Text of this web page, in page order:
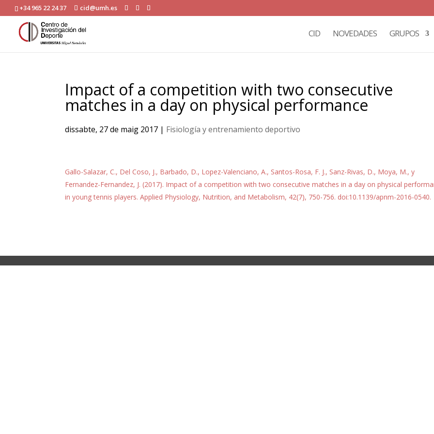
+34 965 22 24 37 cid@umh.es
CID NOVEDADES GRUPOS
Impact of a competition with two consecutive
matches in a day on physical performance
dissabte, 27 de maig 2017 | Fisiología y entrenamiento deportivo
Gallo-Salazar, C., Del Coso, J., Barbado, D., Lopez-Valenciano, A., Santos-Rosa, F. J., Sanz-Rivas, D., Moya, M., y
Fernandez-Fernandez, J. (2017). Impact of a competition with two consecutive matches in a day on physical
in young tennis players. Applied Physiology, Nutrition, and Metabolism, 42(7), 750-756. doi:10.1139/apnm-2016-0540.